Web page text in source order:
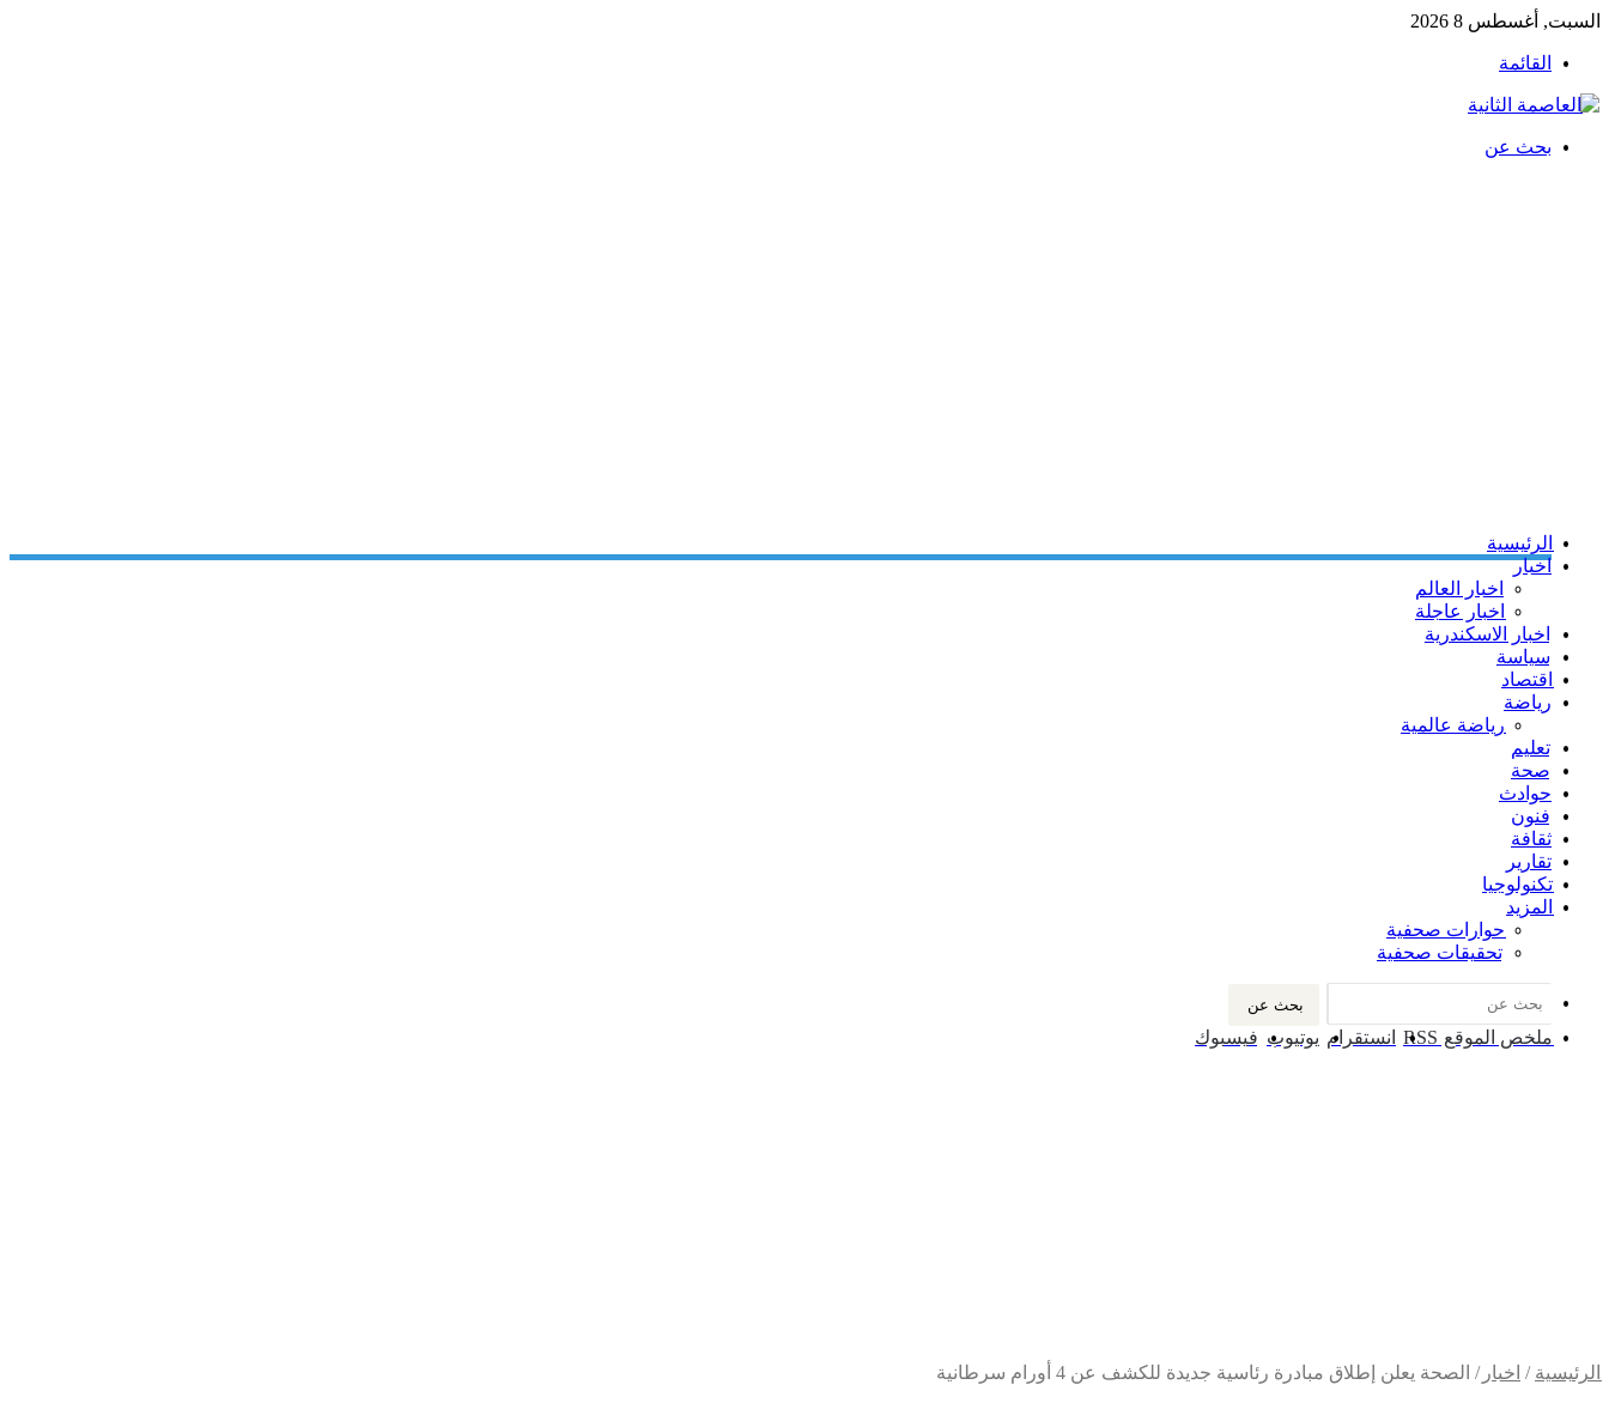
السبت, أغسطس 8 2026
القائمة
بحث عن
الرئيسية
اخبار
اخبار العالم
اخبار عاجلة
اخبار الاسكندرية
سياسة
اقتصاد
رياضة
رياضة عالمية
تعليم
صحة
حوادث
فنون
ثقافة
تقارير
تكنولوجيا
المزيد
حوارات صحفية
تحقيقات صحفية
بحث عن
ملخص الموقع RSS انستقرام يوتيوب فيسبوك
الرئيسية / اخبار / الصحة يعلن إطلاق مبادرة رئاسية جديدة للكشف عن 4 أورام سرطانية